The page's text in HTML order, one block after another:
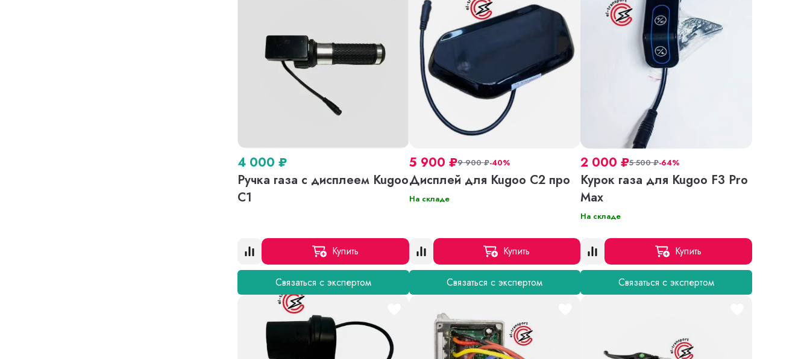
4 000 ₽
Ручка газа с дисплеем Kugoo
C1
Купить
Связаться с экспертом
5 900 ₽9 900₽-40%
Дисплей для Kugoo С2 про
На складе
Купить
Связаться с экспертом
2 000₽5 500₽-64%
Курок газа для Kugoo F3 Pro
Мax
На складе
Купить
Связаться с экспертом